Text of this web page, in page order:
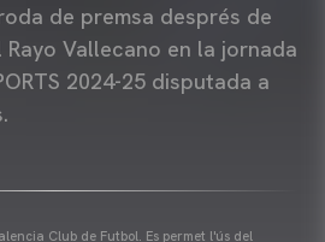
de premsa després de
Vallecano en la jornada
2024-25 disputada a
Club de Futbol. Es permet l'ús del